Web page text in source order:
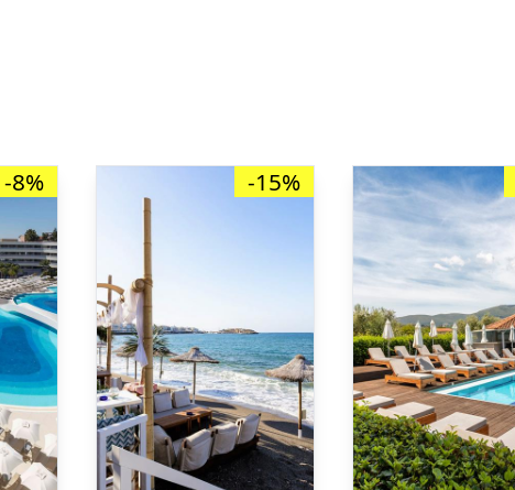
-8% -15%